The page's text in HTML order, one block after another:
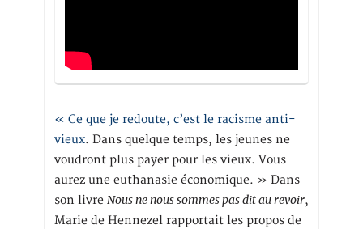
« Ce que je redoute, c’est le racisme anti-
vieux. Dans quelque temps, les jeunes ne
voudront plus payer pour les vieux. Vous
aurez une euthanasie économique. » Dans
son livre Nous ne nous sommes pas dit au revoir,
Marie de Hennezel rapportait les propos de